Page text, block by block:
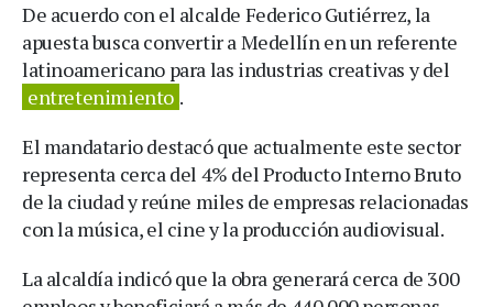
De acuerdo con el alcalde Federico Gutiérrez, la
apuesta busca convertir a Medellín en un referente
latinoamericano para las industrias creativas y del
entretenimiento .
El mandatario destacó que actualmente este sector
representa cerca del 4% del Producto Interno Bruto
de la ciudad y reúne miles de empresas relacionadas
con la música, el cine y la producción audiovisual.
La alcaldía indicó que la obra generará cerca de 300